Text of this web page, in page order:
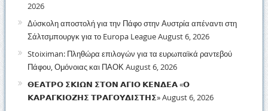
2026
Δύσκολη αποστολή για την Πάφο στην Αυστρία απέναντι στη
Σάλτσμπουργκ για το Europa LeagueAugust 6, 2026
Stoiximan: Πληθώρα επιλογών για τα ευρωπαϊκά ραντεβού
Πάφου, Ομόνοιας και ΠΑΟΚAugust 6, 2026
𝝝𝝚𝝖𝝩𝝦𝝤 𝝨𝝟𝝞𝝮𝝢 𝝨𝝩𝝤𝝢 𝝖𝝘𝝞𝝤 𝝟𝝚𝝢𝝙𝝚𝝖 «𝝤
𝝟𝝖𝝦𝝖𝝘𝝟𝝞𝝤𝝛𝝜𝝨 𝝩𝝦𝝖𝝘𝝤𝝪𝝙𝝞𝝨𝝩𝝜𝝨»August 6, 2026